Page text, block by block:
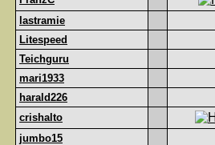
lastramie
Litespeed
Teichguru
mari1933
harald226
crishalto
jumbo15